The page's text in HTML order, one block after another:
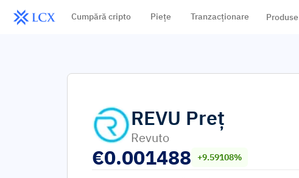
Cumpără cripto Piețe Tranzacționare Produse
REVU Preț
Revuto
€0.001488 +9.59108%